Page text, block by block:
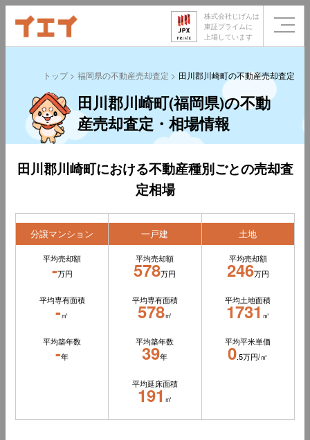
株式会社じげんは
東証プライムに
上場しています
トップ 福岡県の不動産売却査定 田川郡川崎町の不動産売却査定
田川郡川崎町(福岡県)の不動
産売却査定・相場情報
田川郡川崎町における不動産種別ごとの売却査
定相場
分譲マンション
平均売却額
-万円
平均専有面積
-㎡
平均築年数
-年
一戸建
平均売却額
578万円
平均専有面積
578㎡
平均築年数
39年
平均延床面積
191㎡
土地
平均売却額
246万円
平均土地面積
1731㎡
平均平米単価
0.5万円/㎡